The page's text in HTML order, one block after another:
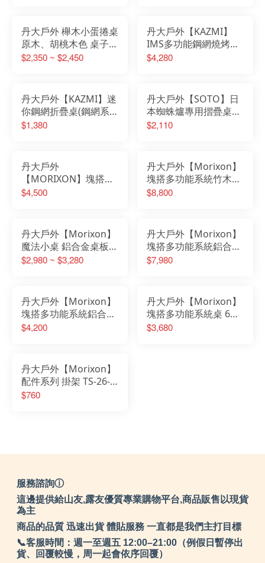
丹大戶外 櫸木小蛋捲桌
原木、胡桃木色 桌子│
折疊桌│小桌│餐桌│木
$2,350 ~ $2,450
丹大戶外【KAZMI】
IMS多功能鋼網燒烤桌
含收納袋 K20T3U006│
桌
$4,280
丹大戶外【KAZMI】迷
你鋼網折疊桌(鋼網系
列) K8T3U011｜露營
$1,380
丹大戶外【SOTO】日
本蜘蛛爐專用摺疊桌
ST-3107 桌子｜摺疊桌
$2,110
丹大戶外
【MORIXON】塊搭多
功能系統竹木桌 8片
$4,500
丹大戶外【Morixon】
塊搭多功能系統竹木桌
套組 MT-3B
$8,800
丹大戶外【Morixon】
魔法小桌 鋁合金桌板
MT-5A、橡木桌板MT-
$2,980 ~ $3,280
丹大戶外【Morixon】
塊搭多功能系統鋁合金
桌套組 MT-3A 桌子│摺
$7,980
丹大戶外【Morixon】
塊搭多功能系統鋁合金
桌 8片 MT-2A
$4,200
丹大戶外【Morixon】
塊搭多功能系統桌 6片
MT-1A-6
$3,680
丹大戶外【Morixon】
配件系列 掛架 TS-26-1
毛巾架│組合架│戶外餐
$760
服務諮詢ⓘ
這邊提供給山友,露友優質專業購物平台,商品販售以現貨
為主
商品的品質 迅速出貨 體貼服務 一直都是我們主打目標
📞客服時間：週一至週五 12:00–21:00（例假日暫停出
貨、回覆較慢，周一起會依序回覆）